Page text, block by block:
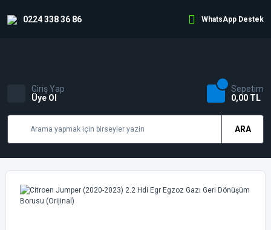
0224 338 36 86 WhatsApp Destek
ARA
Giriş Yap
Üye Ol
Sepetim
0,00 TL